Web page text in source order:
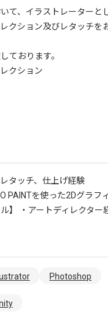
て、イラストレーターと
クション及びレタッチを
ております。
クション
タッチ、仕上げ経験
PAINTを使った2Dグラ
ル】 ・アートディレクター
Photoshop